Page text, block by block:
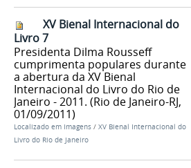
XV Bienal Internacional do
Livro 7
Presidenta Dilma Rousseff
cumprimenta populares durante
a abertura da XV Bienal
Internacional do Livro do Rio de
Janeiro - 2011. (Rio de Janeiro-RJ,
01/09/2011)
Localizado em Imagens / XV Bienal Internacional do
Livro do Rio de Janeiro